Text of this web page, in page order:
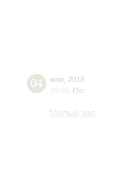
04 мая 2018
19:00 Пт
Малый зал